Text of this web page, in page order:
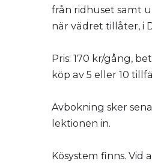
från ridhuset samt
när vädret tillåter, i
Pris: 170 kr/gång,
köp av 5 eller 10
Avbokning sker
lektionen in.
Kösystem finns. Vid